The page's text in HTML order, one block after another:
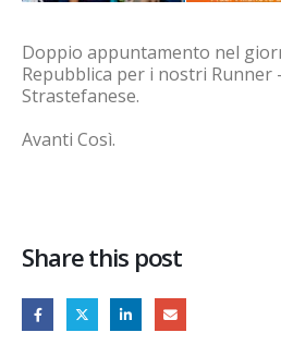
Doppio appuntamento nel
Repubblica per i nostri Runner
Strastefanese.
Avanti Così.
Share this post